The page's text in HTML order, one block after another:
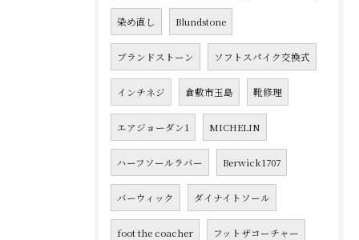
染め直し Blundstone
ブランドストーン ソフトスパイク交換式
インチネジ 倉敷市玉島 靴修理
エアジョーダン1 MICHELIN
ハーフソールラバー Berwick1707
バーウィック ダイナイトソール
foot the coacher フットザコーチャー